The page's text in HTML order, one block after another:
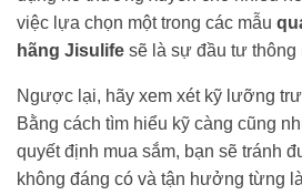
việc lựa chọn một trong các mẫu
hãng Jisulife sẽ là sự đầu tư thông
Ngược lại, hãy xem xét kỹ lưỡng
Bằng cách tìm hiểu kỹ càng cũng
quyết định mua sắm, bạn sẽ tránh
không đáng có và tận hưởng từng